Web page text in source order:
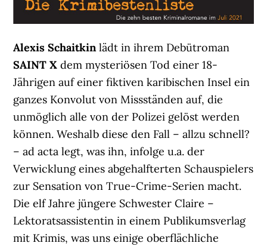
Alexis Schaitkinlädt in ihrem Debütroman
SAINT Xdem mysteriösen Tod einer 18-
Jährigen auf einer fiktiven karibischen Insel ein
ganzes Konvolut von Missständen auf, die
unmöglich alle von der Polizei gelöst werden
können. Weshalb diese den Fall – allzu schnell?
– ad acta legt, was ihn, infolge u.a. der
Verwicklung eines abgehalfterten Schauspielers
zur Sensation von True-Crime-Serien macht.
Die elf Jahre jüngere Schwester Claire –
Lektoratsassistentin in einem Publikumsverlag
mit Krimis, was uns einige oberflächliche